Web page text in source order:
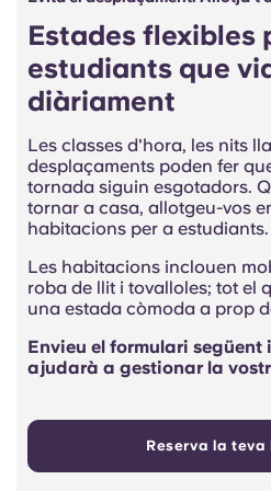
Estades flexibles
estudiants que
diàriament
Les classes d'hora, les nits
desplaçaments poden fer
tornada siguin esgotadors.
tornar a casa, allotgeu-vos
habitacions per a estudiants.
Les habitacions inclouen
roba de llit i tovalloles; tot el
una estada còmoda a prop
Envieu el formulari següent
ajudarà a gestionar la
Reserva la